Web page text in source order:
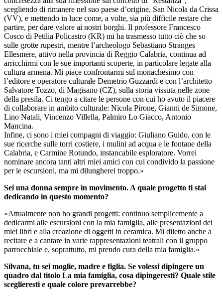
scegliendo di rimanere nel suo paese d’origine, San Nicola da Crissa
(VV), e mettendo in luce come, a volte, sia più difficile restare che
partire, per dare valore ai nostri borghi. Il professore Francesco
Cosco di Petilia Policastro (KR) mi ha trasmesso tutto ciò che so
sulle grotte rupestri, mentre l’archeologo Sebastiano Stranges
Ellesmere, attivo nella provincia di Reggio Calabria, continua ad
arricchirmi con le sue importanti scoperte, in particolare legate alla
cultura armena. Mi piace confrontarmi sul monachesimo con
l’editore e operatore culturale Demetrio Guzzardi e con l’architetto
Salvatore Tozzo, di Magisano (CZ), sulla storia vissuta nelle zone
della presila. Ci tengo a citare le persone con cui ho avuto il piacere
di collaborare in ambito culturale: Nicola Pirone, Gianni de Simone,
Lino Natali, Vincenzo Villella, Palmiro Lo Giacco, Antonio
Mancina.
Infine, ci sono i miei compagni di viaggio: Giuliano Guido, con le
sue ricerche sulle torri costiere, i mulini ad acqua e le fontane della
Calabria, e Carmine Rotundo, instancabile esploratore. Vorrei
nominare ancora tanti altri miei amici con cui condivido la passione
per le escursioni, ma mi dilungherei troppo.»
Sei una donna sempre in movimento. A quale progetto ti stai
dedicando in questo momento?
«Attualmente non ho grandi progetti: continuo semplicemente a
dedicarmi alle escursioni con la mia famiglia, alle presentazioni dei
miei libri e alla creazione di oggetti in ceramica. Mi diletto anche a
recitare e a cantare in varie rappresentazioni teatrali con il gruppo
parrocchiale e, soprattutto, mi prendo cura della mia famiglia.»
Silvana, tu sei moglie, madre e figlia. Se volessi dipingere un
quadro dal titolo La mia famiglia, cosa dipingeresti? Quale stile
sceglieresti e quale colore prevarrebbe?